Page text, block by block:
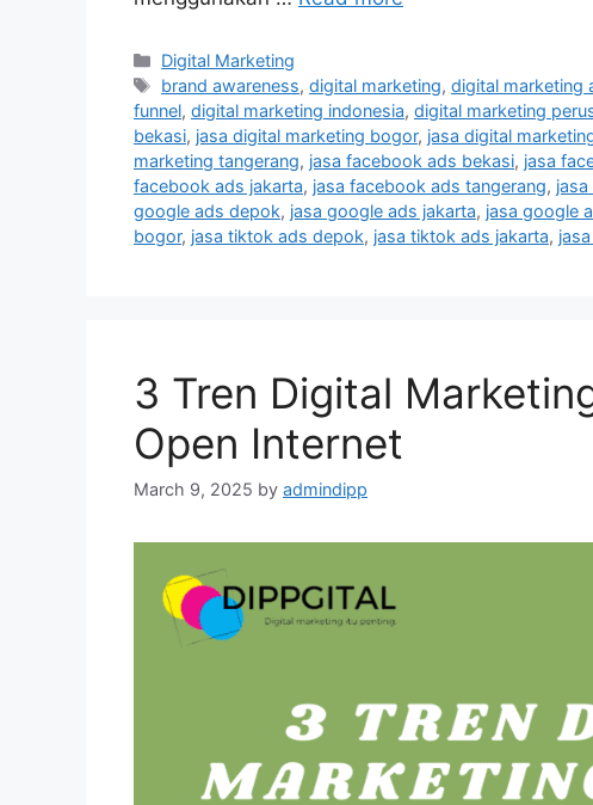
Digital Marketing
brand awareness,digital marketing,digital marketing
funnel, digital marketing indonesia, digital marketing
bekasi, jasa digital marketing bogor, jasa digital
marketing tangerang, jasa facebook ads bekasi, jasa
facebook ads jakarta, jasa facebook ads tangerang,
google ads depok, jasa google ads jakarta, jasa google
bogor, jasa tiktok ads depok, jasa tiktok ads jakarta,
3 Tren Digital
Open Internet
March 9, 2025 by admindipp